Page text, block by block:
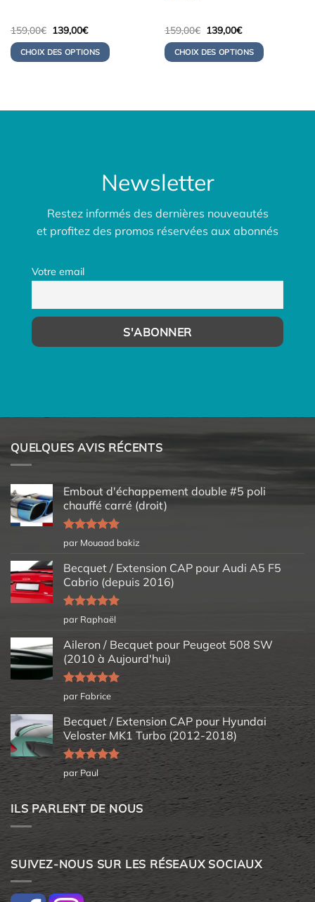
159,00€ Le
initial
était :
159,00€.
139,00€Le
actuel
est :
139,00€.
CHOIX DES OPTIONS
159,00€ Le
initial
était :
159,00€.
139,00€Le
actuel
est :
139,00€.
CHOIX DES OPTIONS
Newsletter
Restez informés des dernières nouveautés
et profitez des promos réservées aux abonnés
Votre email
QUELQUES AVIS RÉCENTS
Embout d'échappement double #5 poli
chauffé carré (droit)
Note5sur
5
par Mouaad bakiz
Becquet / Extension CAP pour Audi A5 F5
Cabrio (depuis 2016)
Note5sur
5
par Raphaël
Aileron / Becquet pour Peugeot 508 SW
(2010 à Aujourd'hui)
Note5sur
5
par Fabrice
Becquet / Extension CAP pour Hyundai
Veloster MK1 Turbo (2012-2018)
Note5sur
5
par Paul
ILS PARLENT DE NOUS
SUIVEZ-NOUS SUR LES RÉSEAUX SOCIAUX